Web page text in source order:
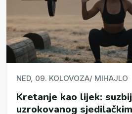
NED, 09. KOLOVOZA/ MIHAJLO
Kretanje kao lijek:
uzrokovanog